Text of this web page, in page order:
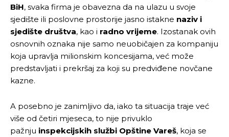
BiH, svaka firma je obavezna da na ulazu u svoje
sjedište ili poslovne prostorije jasno istakne naziv i
sjedište društva, kao i radno vrijeme. Izostanak ovih
osnovnih oznaka nije samo neuobičajen za kompaniju
koja upravlja milionskim koncesijama, već može
predstavljati i prekršaj za koji su predviđene novčane
kazne.
A posebno je zanimljivo da, iako ta situacija traje već
više od četiri mjeseca, to nije privuklo
pažnju inspekcijskih službi Opštine Vareš, koja se